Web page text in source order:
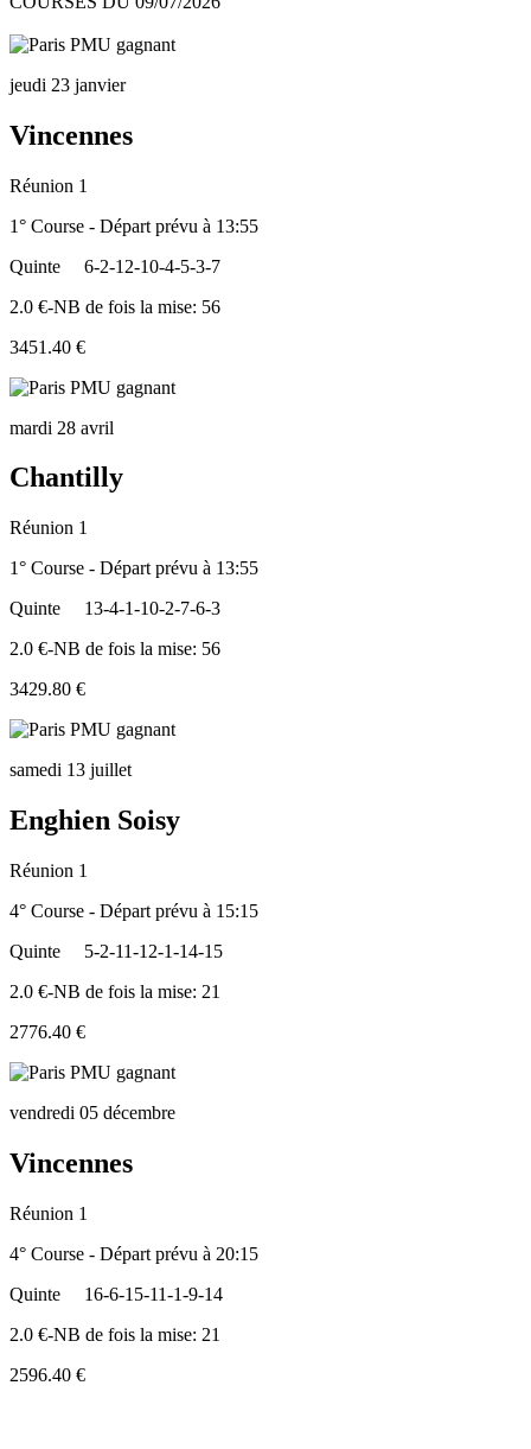
jeudi 23 janvier
Vincennes
Réunion 1
1° Course - Départ prévu à 13:55
Quinte
6-2-12-10-4-5-3-7
2.0 €-NB de fois la mise: 56
3451.40 €
mardi 28 avril
Chantilly
Réunion 1
1° Course - Départ prévu à 13:55
Quinte
13-4-1-10-2-7-6-3
2.0 €-NB de fois la mise: 56
3429.80 €
samedi 13 juillet
Enghien Soisy
Réunion 1
4° Course - Départ prévu à 15:15
Quinte
5-2-11-12-1-14-15
2.0 €-NB de fois la mise: 21
2776.40 €
vendredi 05 décembre
Vincennes
Réunion 1
4° Course - Départ prévu à 20:15
Quinte
16-6-15-11-1-9-14
2.0 €-NB de fois la mise: 21
2596.40 €